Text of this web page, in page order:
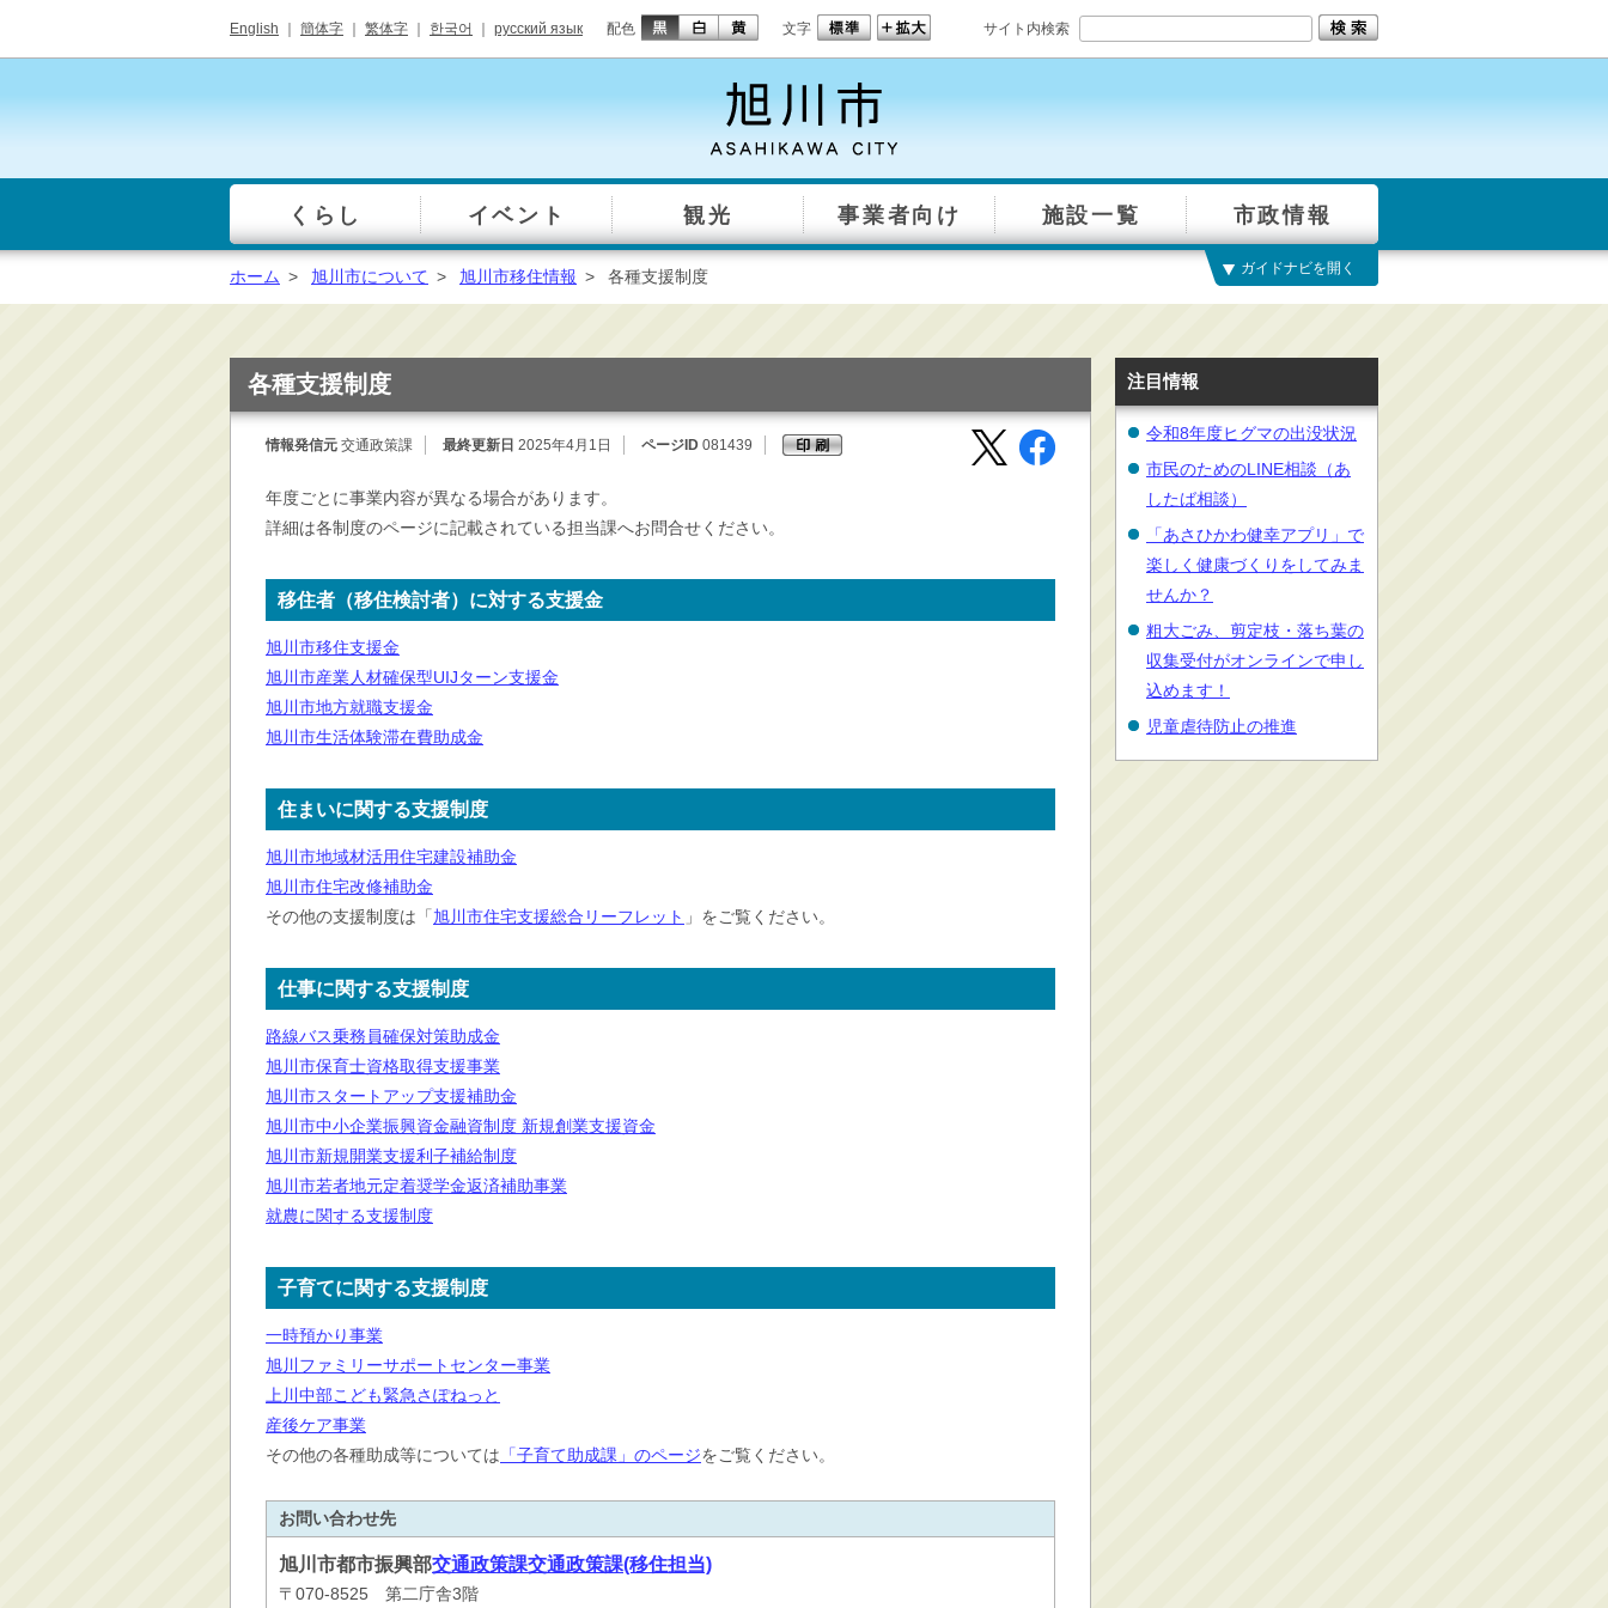
English 簡体字 繁体字 한국어 русский язык 配色 文字 サイト内検索
一覧
くらし イベント 観光 事業者向け 施設一覧 市政情報
総合窓口
手続き・届出（戸籍・
ごみ・リサイクル・環
境保全
防災・安全
学ぶ・文化・スポーツ
産業・しごと・消費生
移住情報
市民活動・参加・地域
まちづくり
水道・除雪・土木
公共交通・空港
その他
ガイドナビを開く
ホーム > 旭川市について > 旭川市移住情報 > 各種支援制度
各種支援制度
情報発信元 交通政策課 最終更新日 2025年4月1日 ページID 081439
年度ごとに事業内容が異なる場合があります。
詳細は各制度のページに記載されている担当課へお問合せください。
移住者（移住検討者）に対する支援金
旭川市移住支援金
旭川市産業人材確保型UIJターン支援金
旭川市地方就職支援金
旭川市生活体験滞在費助成金
住まいに関する支援制度
旭川市地域材活用住宅建設補助金
旭川市住宅改修補助金
その他の支援制度は「 旭川市住宅支援総合リーフレット 」をご覧ください。
仕事に関する支援制度
路線バス乗務員確保対策助成金
旭川市保育士資格取得支援事業
旭川市スタートアップ支援補助金
旭川市中小企業振興資金融資制度 新規創業支援資金
旭川市新規開業支援利子補給制度
旭川市若者地元定着奨学金返済補助事業
就農に関する支援制度
子育てに関する支援制度
一時預かり事業
旭川ファミリーサポートセンター事業
上川中部こども緊急さぽねっと
産後ケア事業
その他の各種助成等については 「子育て助成課」のページをご覧ください。
お問い合わせ先
旭川市都市振興部交通政策課交通政策課(移住担当)
〒070-8525 第二庁舎3階
注目情報
令和8年度ヒグマの出没状況
市民のためのLINE相談（あ
したば相談）
「あさひかわ健幸アプリ」で
楽しく健康づくりをしてみま
せんか？
粗大ごみ、剪定枝・落ち葉の
収集受付がオンラインで申し
込めます！
児童虐待防止の推進